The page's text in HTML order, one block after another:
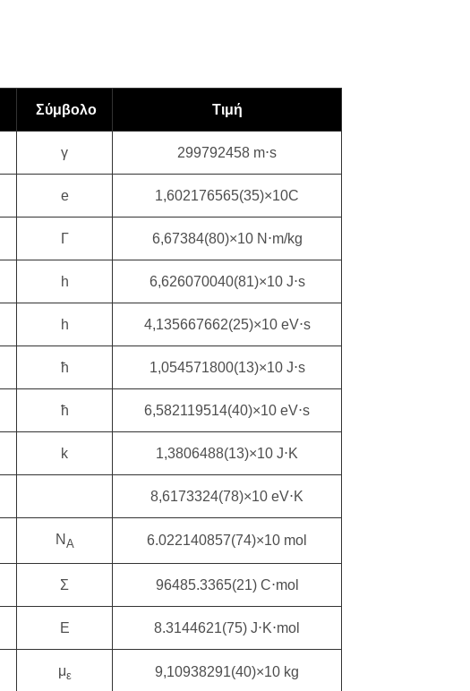
Σύμβολο Τιμή
γ 299792458 m⋅s
e 1,602176565(35)×10C
Γ 6,67384(80)×10 N⋅m/kg
h 6,626070040(81)×10 J⋅s
h 4,135667662(25)×10 eV⋅s
ħ 1,054571800(13)×10 J⋅s
ħ 6,582119514(40)×10 eV⋅s
k 1,3806488(13)×10 J⋅K
8,6173324(78)×10 eV⋅K
Ν Α 6.022140857(74)×10 mol
Σ 96485.3365(21) C⋅mol
Ε 8.3144621(75) J⋅K⋅mol
με 9,10938291(40)×10 kg